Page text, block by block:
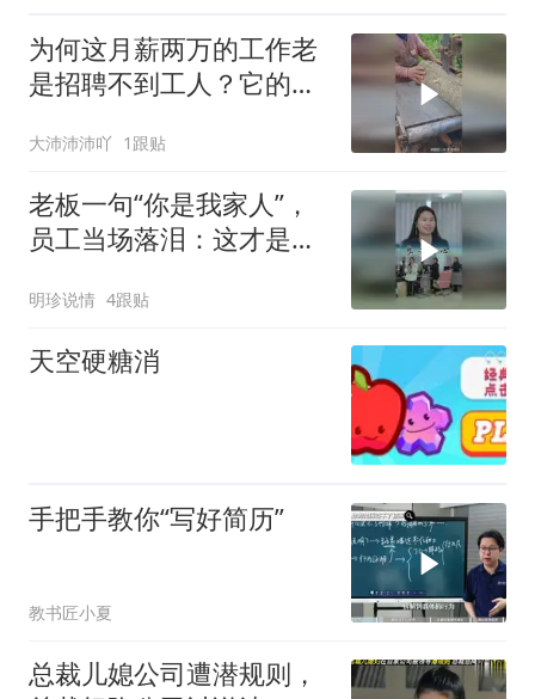
为何这月薪两万的工作老
是招聘不到工人？它的危
大沛沛沛吖 1跟贴
老板一句“你是我家人”，
员工当场落泪：这才是职
明珍说情 4跟贴
天空硬糖消
手把手教你“写好简历”
教书匠小夏
总裁儿媳公司遭潜规则，